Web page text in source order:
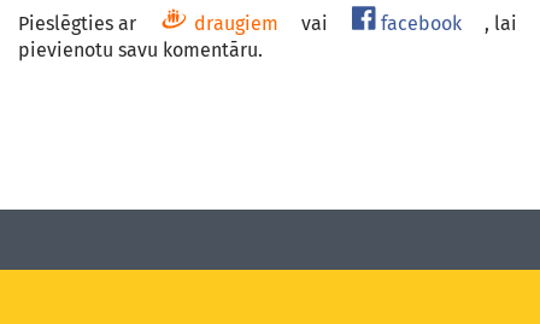
Pieslēgties ar draugiem vai facebook
, lai
pievienotu savu komentāru.